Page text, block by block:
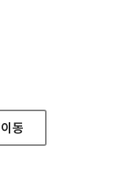
이동